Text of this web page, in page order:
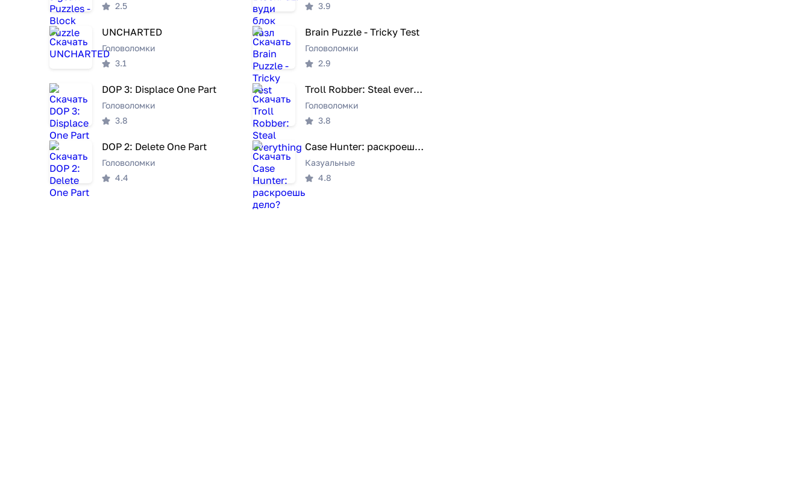
2.5
3.9
UNCHARTED
Головоломки
3.1
Brain Puzzle - Tricky Test
Головоломки
2.9
DOP 3: Displace One Part
Головоломки
3.8
Troll Robber: Steal everything
Головоломки
3.8
DOP 2: Delete One Part
Головоломки
4.4
Case Hunter: раскроешь дело?
Казуальные
4.8